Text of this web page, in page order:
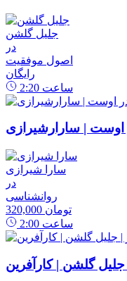
جلیل گلشن
در
اصول موفقیت
رایگان
2:20 ساعت
اوست | سارارشیرازی
سارا شیرازی
در
روانشناسی
320,000 تومان
2:00 ساعت
گلشن | کارآفرین